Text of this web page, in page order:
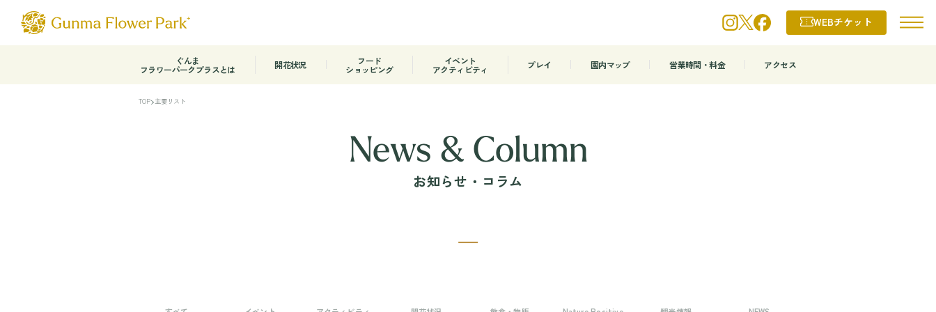
WEBチケット
ぐんま
フラワーパークプラスとは 開花状況 フード
ショッピング
イベント
アクティビティ プレイ 園内マップ 営業時間・料金 アクセス
TOP 主要リスト
News & Column
お知らせ・コラム